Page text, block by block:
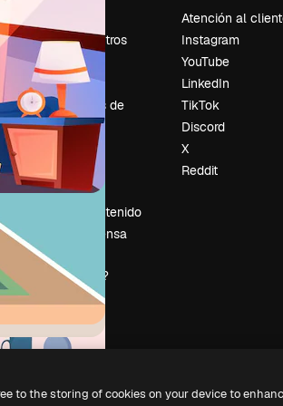
Sobre nosotros
Reviews
Empleo
Tendencias de
búsqueda
Slidesgo
Vender contenido
Sala de prensa
¿Buscas
magnific.ai?
Atención al
Instagram
YouTube
LinkedIn
TikTok
Discord
X
Reddit
to the storing of cookies on your device to